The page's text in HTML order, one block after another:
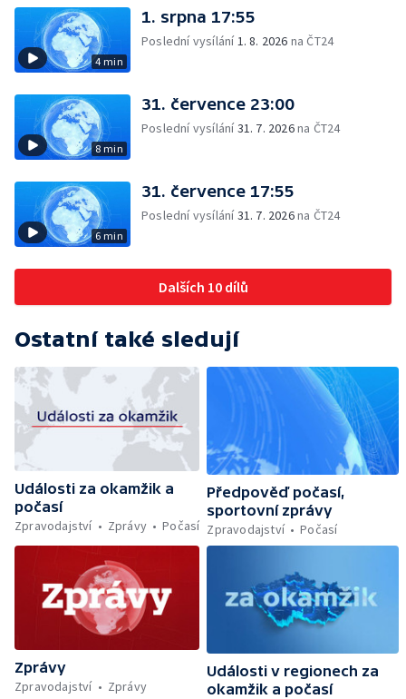
4 min
1. srpna 17:55
Poslední vysílání1. 8. 2026 na ČT24
8 min
31. července 23:00
Poslední vysílání31. 7. 2026na ČT24
6 min
31. července 17:55
Poslední vysílání31. 7. 2026na ČT24
Dalších 10 dílů
Ostatní také sledují
Události za okamžik a
počasí
Zpravodajství
Zprávy Počasí
Předpověď počasí,
sportovní zprávy
Zpravodajství
Počasí
Zprávy
Zpravodajství
Zprávy
Události v regionech za
okamžik a počasí